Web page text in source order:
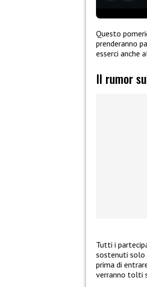
Questo
prenderanno
esserci anche
Il rumor
Tutti i
sostenuti solo
prima di
verranno tolti